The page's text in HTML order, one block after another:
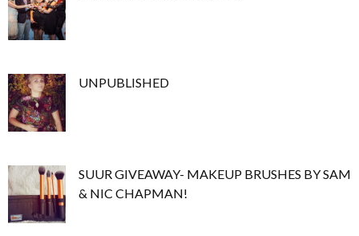
UNPUBLISHED
SUUR GIVEAWAY- MAKEUP BRUSHES BY SAM
& NIC CHAPMAN!